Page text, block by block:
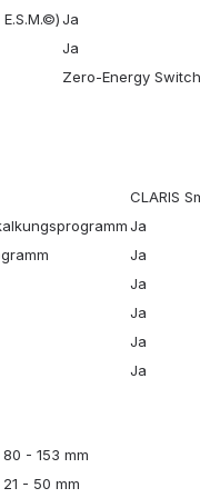
Ja
Ja
Zero-Energy Switch
CLARIS
Ja
Ja
Ja
Ja
Ja
Ja
80 - 153 mm
21 - 50 mm